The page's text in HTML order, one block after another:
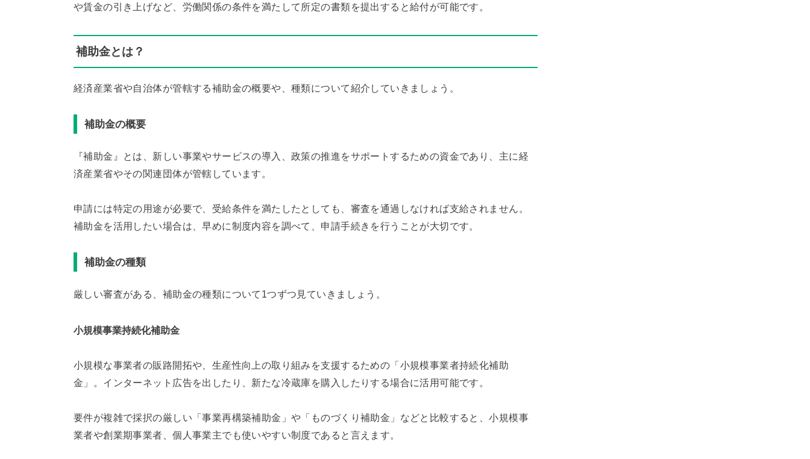
や賃金の引き上げなど、労働関係の条件を満たして所定の書類を提出すると給付が可能です。
補助金とは？
経済産業省や自治体が管轄する補助金の概要や、種類について紹介していきましょう。
補助金の概要
『補助金』とは、新しい事業やサービスの導入、政策の推進をサポートするための資金であり、主に経
済産業省やその関連団体が管轄しています。
申請には特定の用途が必要で、受給条件を満たしたとしても、審査を通過しなければ支給されません。
補助金を活用したい場合は、早めに制度内容を調べて、申請手続きを行うことが大切です。
補助金の種類
厳しい審査がある、補助金の種類について1つずつ見ていきましょう。
小規模事業持続化補助金
小規模な事業者の販路開拓や、生産性向上の取り組みを支援するための「小規模事業者持続化補助
金」。インターネット広告を出したり、新たな冷蔵庫を購入したりする場合に活用可能です。
要件が複雑で採択の厳しい「事業再構築補助金」や「ものづくり補助金」などと比較すると、小規模事
業者や創業期事業者、個人事業主でも使いやすい制度であると言えます。